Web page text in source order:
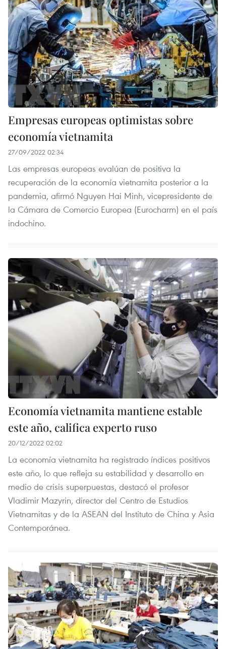
Empresas europeas optimistas sobre
economía vietnamita
27/09/2022 02:34
Las empresas europeas evalúan de positiva la
recuperación de la economía vietnamita posterior a la
pandemia, afirmó Nguyen Hai Minh, vicepresidente de
la Cámara de Comercio Europea (Eurocharm) en el país
indochino.
Economía vietnamita mantiene estable
este año, califica experto ruso
20/12/2022 02:02
La economía vietnamita ha registrado índices positivos
este año, lo que refleja su estabilidad y desarrollo en
medio de crisis superpuestas, destacó el profesor
Vladimir Mazyrin, director del Centro de Estudios
Vietnamitas y de la ASEAN del Instituto de China y Asia
Contemporánea.